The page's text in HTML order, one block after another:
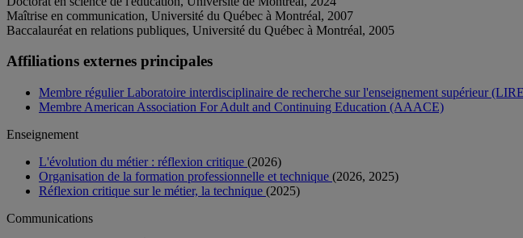
Maîtrise en communication, Université du Québec à Montréal, 2007
Baccalauréat en relations publiques, Université du Québec à Montréal, 2005
Affiliations externes principales
Membre régulier Laboratoire interdisciplinaire de recherche sur l'enseignement supérieur
Membre American Association For Adult and Continuing Education (AAACE)
Enseignement
L'évolution du métier : réflexion critique (2026)
Organisation de la formation professionnelle et technique (2026, 2025)
Réflexion critique sur le métier, la technique (2025)
Communications